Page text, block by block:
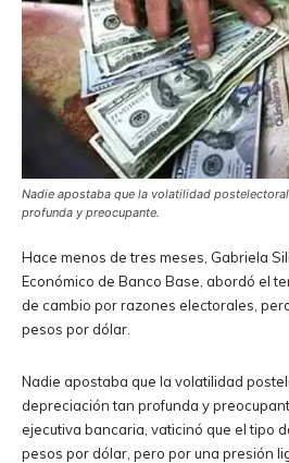
Nadie apostaba que la volatilidad
profunda y preocupante.
Hace menos de tres meses, Gabriela
Económico de Banco Base, abordó el
de cambio por razones electorales,
pesos por dólar.
Nadie apostaba que la volatilidad
depreciación tan profunda y
ejecutiva bancaria, vaticinó que el tipo
pesos por dólar, pero por una presión